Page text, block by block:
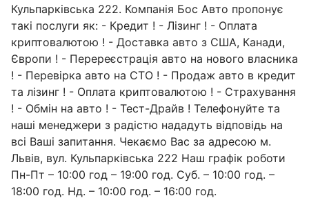
Кульпарківська 222. Компанія Бос Авто пропонує
такі послуги як: - Кредит ! - Лізинг ! - Оплата
криптовалютою ! - Доставка авто з США, Канади,
Європи ! - Перереєстрація авто на нового власника
! - Перевірка авто на СТО ! - Продаж авто в кредит
та лізинг ! - Оплата криптовалютою ! - Страхування
! - Обмін на авто ! - Тест-Драйв ! Телефонуйте та
наші менеджери з радістю нададуть відповідь на
всі Ваші запитання. Чекаємо Вас за адресою м.
Львів, вул. Кульпарківська 222 Наш графік роботи
Пн-Пт – 10:00 год – 19:00 год. Суб. – 10:00 год. –
18:00 год. Нд. – 10:00 год. – 16:00 год.